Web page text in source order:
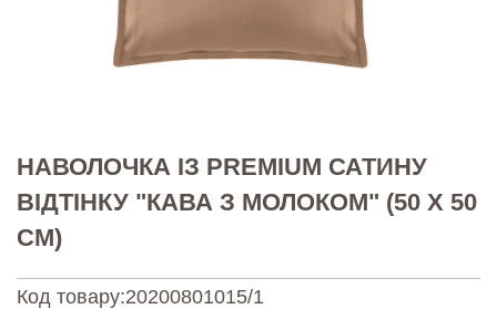
НАВОЛОЧКА ІЗ PREMIUM САТИНУ
ВІДТІНКУ "КАВА З МОЛОКОМ" (50 Х 50
СМ)
Код товару:20200801015/1